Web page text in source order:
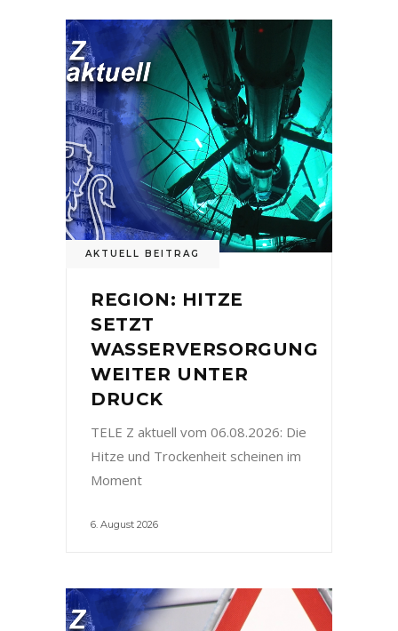
AKTUELL BEITRAG
REGION: HITZE
SETZT
WASSERVERSORGUNG
WEITER UNTER
DRUCK
TELE Z aktuell vom 06.08.2026: Die
Hitze und Trockenheit scheinen im
Moment
6. August 2026